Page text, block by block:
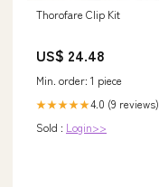
Thorofare Clip Kit
US$ 24.48
Min. order: 1 piece
★★★★★4.0 (9 reviews)
Sold : Login>>